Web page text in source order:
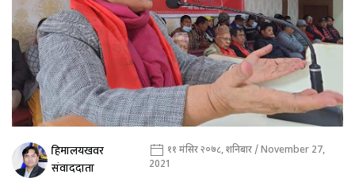
हिमालयखवर
संवाददाता
११ मंसिर २०७८, शनिबार / November 27,
2021